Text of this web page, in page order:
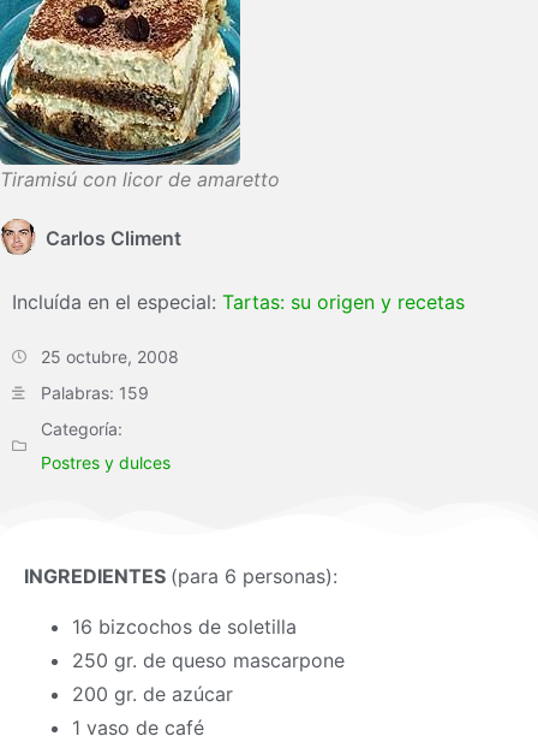
Tiramisú con licor de amaretto
Carlos Climent
Incluída en el especial: Tartas: su origen y recetas
25 octubre, 2008
Palabras: 159
Categoría:
Postres y dulces
INGREDIENTES (para 6 personas):
16 bizcochos de soletilla
250 gr. de queso mascarpone
200 gr. de azúcar
1 vaso de café